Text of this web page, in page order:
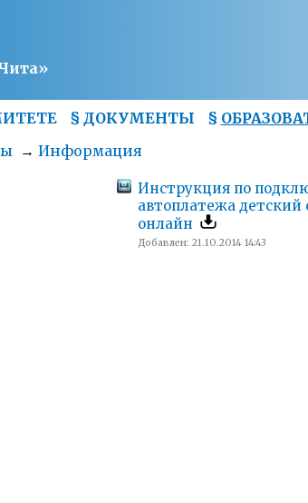
§ ДОКУМЕНТЫ §
→ Информация
Инструкция по
автоплатежа детский
онлайн
Добавлен: 21.10.2014 14:43